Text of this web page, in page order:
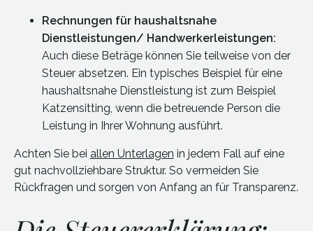
Rechnungen für haushaltsnahe
Dienstleistungen/ Handwerkerleistungen:
Auch diese Beträge können Sie teilweise von der
Steuer absetzen. Ein typisches Beispiel für eine
haushaltsnahe Dienstleistung ist zum Beispiel
Katzensitting, wenn die betreuende Person die
Leistung in Ihrer Wohnung ausführt.
Achten Sie bei allen Unterlagen in jedem Fall auf eine
gut nachvollziehbare Struktur. So vermeiden Sie
Rückfragen und sorgen von Anfang an für Transparenz.